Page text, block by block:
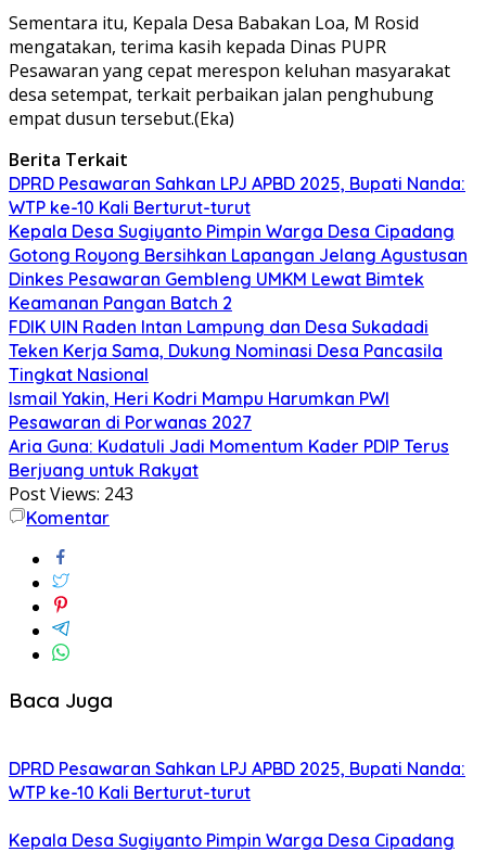
Sementara itu, Kepala Desa Babakan Loa, M Rosid
mengatakan, terima kasih kepada Dinas PUPR
Pesawaran yang cepat merespon keluhan masyarakat
desa setempat, terkait perbaikan jalan penghubung
empat dusun tersebut.(Eka)
Berita Terkait
DPRD Pesawaran Sahkan LPJ APBD 2025, Bupati Nanda:
WTP ke-10 Kali Berturut-turut
Kepala Desa Sugiyanto Pimpin Warga Desa Cipadang
Gotong Royong Bersihkan Lapangan Jelang Agustusan
Dinkes Pesawaran Gembleng UMKM Lewat Bimtek
Keamanan Pangan Batch 2
FDIK UIN Raden Intan Lampung dan Desa Sukadadi
Teken Kerja Sama, Dukung Nominasi Desa Pancasila
Tingkat Nasional
Ismail Yakin, Heri Kodri Mampu Harumkan PWI
Pesawaran di Porwanas 2027
Aria Guna: Kudatuli Jadi Momentum Kader PDIP Terus
Berjuang untuk Rakyat
Post Views: 243
Komentar
Baca Juga
DPRD Pesawaran Sahkan LPJ APBD 2025, Bupati Nanda:
WTP ke-10 Kali Berturut-turut
Kepala Desa Sugiyanto Pimpin Warga Desa Cipadang